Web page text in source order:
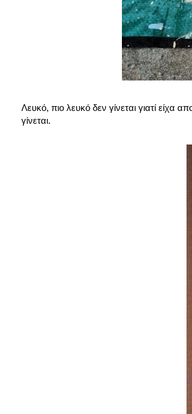
Λευκό, πιο λευκό δεν γίνεται γιατί
γίνεται.